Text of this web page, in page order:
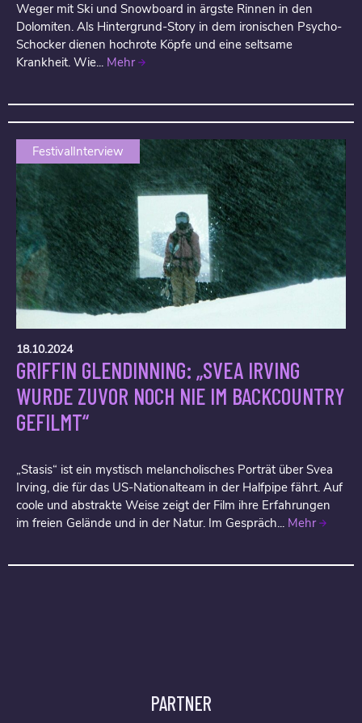
Weger mit Ski und Snowboard in ärgste Rinnen in den
Dolomiten. Als Hintergrund-Story in dem ironischen Psycho-
Schocker dienen hochrote Köpfe und eine seltsame
Krankheit. Wie... Mehr
FestivalInterview
18.10.2024
GRIFFIN GLENDINNING: „SVEA IRVING
WURDE ZUVOR NOCH NIE IM BACKCOUNTRY
GEFILMT“
„Stasis“ ist ein mystisch melancholisches Porträt über Svea
Irving, die für das US-Nationalteam in der Halfpipe fährt. Auf
coole und abstrakte Weise zeigt der Film ihre Erfahrungen
im freien Gelände und in der Natur. Im Gespräch... Mehr
PARTNER